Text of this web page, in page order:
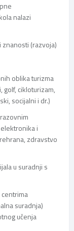
nalazi
(razvoja)
oblika turizma
golf, cikloturizam,
socijalni i dr.)
i
zdravstvo
u suradnji s
suradnja)
učenja